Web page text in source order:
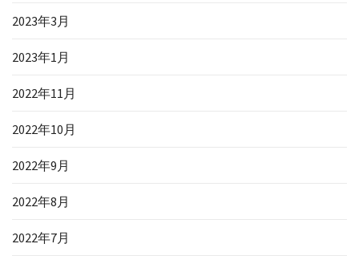
2023年3月
2023年1月
2022年11月
2022年10月
2022年9月
2022年8月
2022年7月